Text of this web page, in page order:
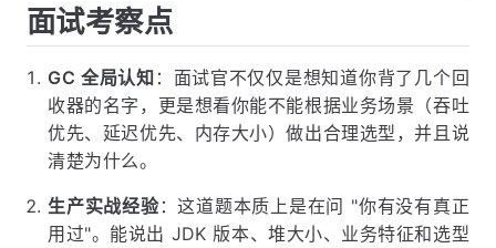
面试考察点
GC 全局认知 ：面试官不仅仅是想知道你背了几个回
收器的名字，更是想看你能不能根据业务场景（吞吐
优先、延迟优先、内存大小）做出合理选型，并且说
清楚为什么。
生产实战经验：这道题本质上是在问 "你有没有真正
用过"。能说出 JDK 版本、堆大小、业务特征和选型